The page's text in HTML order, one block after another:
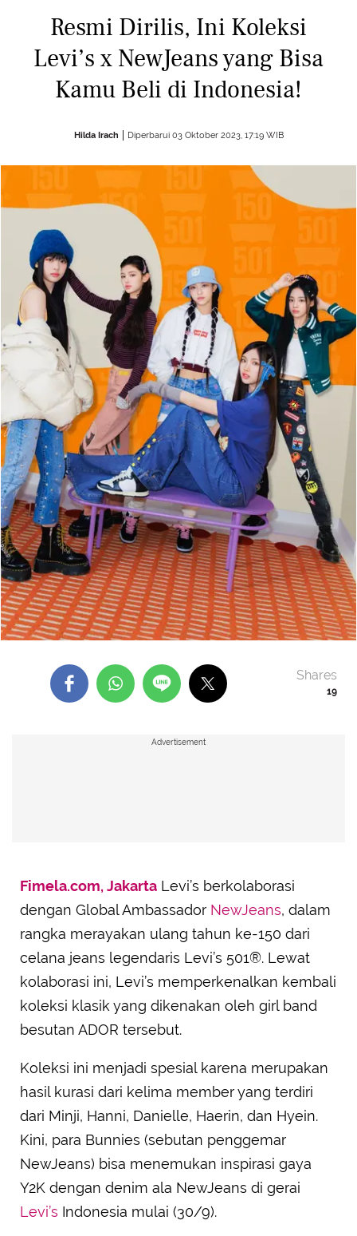
Resmi Dirilis, Ini Koleksi
Levi’s x NewJeans yang Bisa
Kamu Beli di Indonesia!
Hilda Irach Diperbarui 03 Oktober 2023, 17:19 WIB
19
Shares
Advertisement
Fimela.com, Jakarta Levi’s berkolaborasi
dengan Global Ambassador NewJeans, dalam
rangka merayakan ulang tahun ke-150 dari
celana jeans legendaris Levi’s 501®. Lewat
kolaborasi ini, Levi’s memperkenalkan kembali
koleksi klasik yang dikenakan oleh girl band
besutan ADOR tersebut.
Koleksi ini menjadi spesial karena merupakan
hasil kurasi dari kelima member yang terdiri
dari Minji, Hanni, Danielle, Haerin, dan Hyein.
Kini, para Bunnies (sebutan penggemar
NewJeans) bisa menemukan inspirasi gaya
Y2K dengan denim ala NewJeans di gerai
Levi’s Indonesia mulai (30/9).